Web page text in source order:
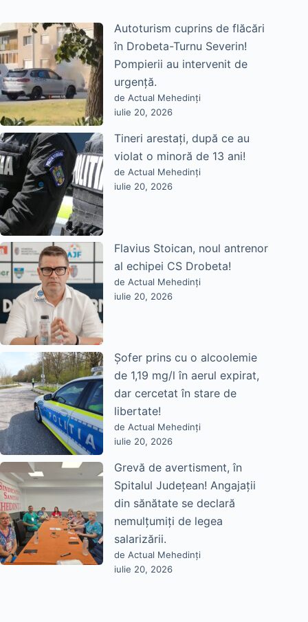
Autoturism cuprins de flăcări
în Drobeta-Turnu Severin!
Pompierii au intervenit de
urgență.
de Actual Mehedinți
iulie 20, 2026
Tineri arestați, după ce au
violat o minoră de 13 ani!
de Actual Mehedinți
iulie 20, 2026
Flavius Stoican, noul antrenor
al echipei CS Drobeta!
de Actual Mehedinți
iulie 20, 2026
Șofer prins cu o alcoolemie
de 1,19 mg/l în aerul expirat,
dar cercetat în stare de
libertate!
de Actual Mehedinți
iulie 20, 2026
Grevă de avertisment, în
Spitalul Județean! Angajații
din sănătate se declară
nemulțumiți de legea
salarizării.
de Actual Mehedinți
iulie 20, 2026